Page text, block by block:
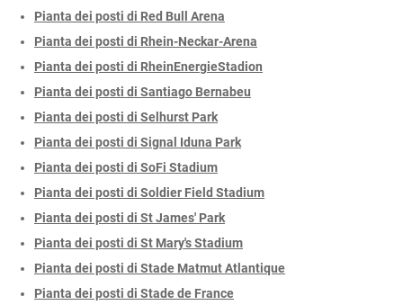
Pianta dei posti di Red Bull Arena
Pianta dei posti di Rhein-Neckar-Arena
Pianta dei posti di RheinEnergieStadion
Pianta dei posti di Santiago Bernabeu
Pianta dei posti di Selhurst Park
Pianta dei posti di Signal Iduna Park
Pianta dei posti di SoFi Stadium
Pianta dei posti di Soldier Field Stadium
Pianta dei posti di St James' Park
Pianta dei posti di St Mary's Stadium
Pianta dei posti di Stade Matmut Atlantique
Pianta dei posti di Stade de France